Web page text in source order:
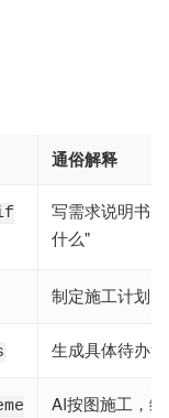
通俗解释
写需求说明书
什么"
制定施工计划
生成具体待办
AI按图施工，